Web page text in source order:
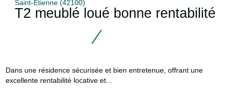
Saint-Étienne (42100)
T2 meublé loué bonne rentabilité
Dans une résidence sécurisée et bien entretenue, offrant une
excellente rentabilité locative et...